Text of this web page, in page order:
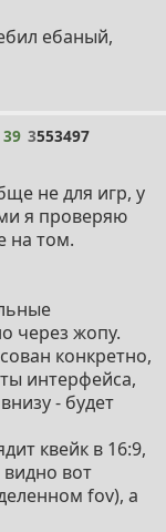
ебаный,
39 3553497
не для игр, у
я проверяю
на том.
через жопу.
конкретно,
интерфейса,
- будет
квейк в 16:9,
вот
fov), а